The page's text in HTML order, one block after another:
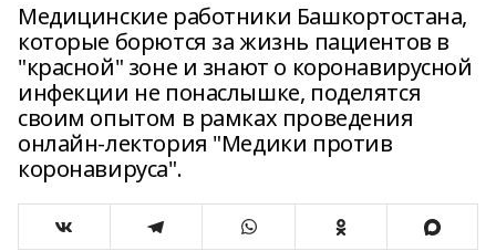
Медицинские работники Башкортостана,
которые борются за жизнь пациентов в
"красной" зоне и знают о коронавирусной
инфекции не понаслышке, поделятся
своим опытом в рамках проведения
онлайн-лектория "Медики против
коронавируса".